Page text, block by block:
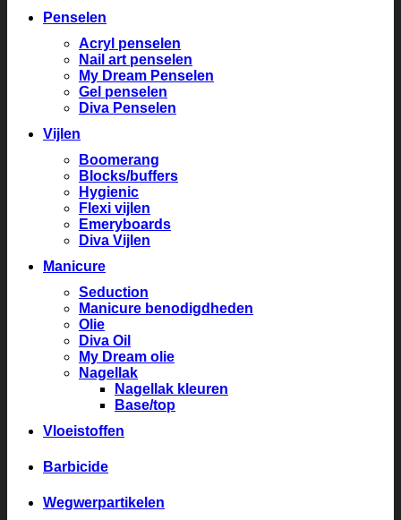
Penselen
Acryl penselen
Nail art penselen
My Dream Penselen
Gel penselen
Diva Penselen
Vijlen
Boomerang
Blocks/buffers
Hygienic
Flexi vijlen
Emeryboards
Diva Vijlen
Manicure
Seduction
Manicure benodigdheden
Olie
Diva Oil
My Dream olie
Nagellak
Nagellak kleuren
Base/top
Vloeistoffen
Barbicide
Wegwerpartikelen